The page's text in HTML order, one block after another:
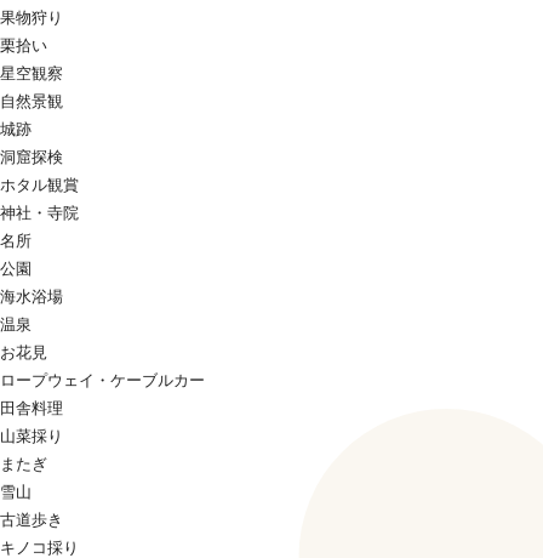
果物狩り
栗拾い
星空観察
自然景観
城跡
洞窟探検
ホタル観賞
神社・寺院
名所
公園
海水浴場
温泉
お花見
ロープウェイ・ケーブルカー
田舎料理
山菜採り
またぎ
雪山
古道歩き
キノコ採り